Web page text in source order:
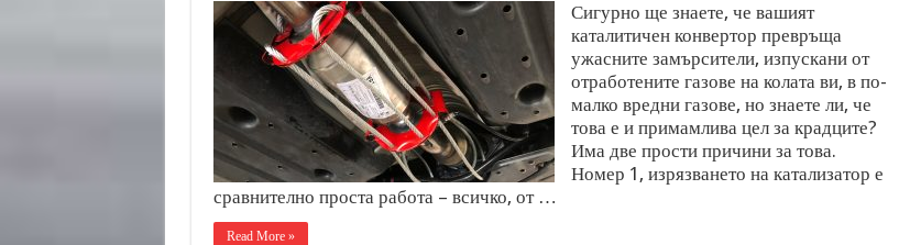
Сигурно ще знаете, че вашият
каталитичен конвертор превръща
ужасните замърсители, изпускани от
отработените газове на колата ви, в по-
малко вредни газове, но знаете ли, че
това е и примамлива цел за крадците?
Има две прости причини за това.
Номер 1, изрязването на катализатор е
сравнително проста работа – всичко, от …
Read More »